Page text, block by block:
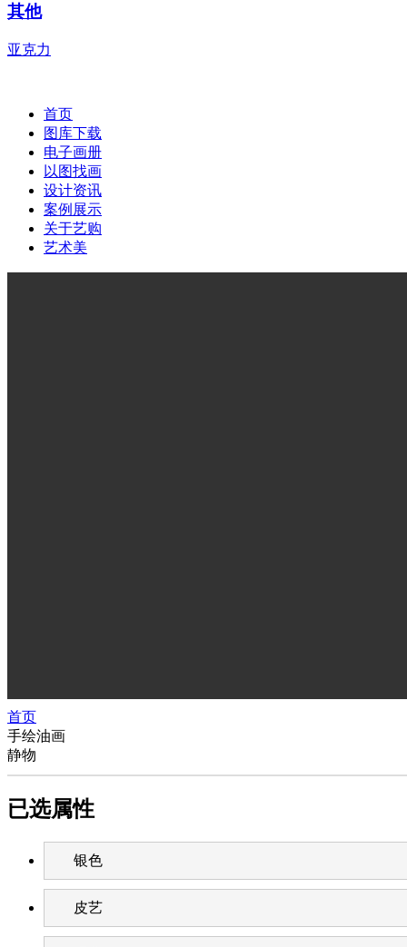
其他
亚克力
首页
图库下载
电子画册
以图找画
设计资讯
案例展示
关于艺购
艺术美
首页
手绘油画
静物
已选属性
银色
皮艺